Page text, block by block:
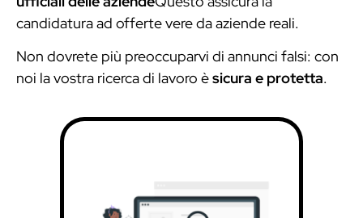
candidatura ad offerte vere da aziende reali.
Non dovrete più preoccuparvi di annunci falsi: con
noi la vostra ricerca di lavoro èsicura e protetta.